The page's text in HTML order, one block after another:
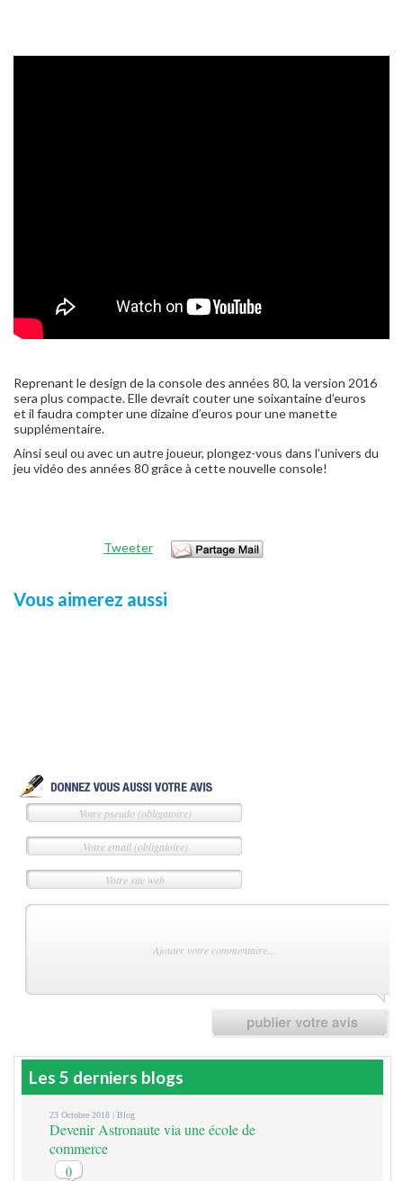
Reprenant le design de la console des années 80, la version 2016
sera plus compacte. Elle devrait couter une soixantaine d’euros
et il faudra compter une dizaine d’euros pour une manette
supplémentaire.
Ainsi seul ou avec un autre joueur, plongez-vous dans l’univers du
jeu vidéo des années 80 grâce à cette nouvelle console!
Tweeter
Vous aimerez aussi
Les 5 derniers blogs
23 Octobre 2018 |Blog
Devenir Astronaute via une école de
commerce
0